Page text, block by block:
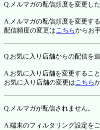
Q.メルマガの配信頻度を変更し
A.メルマガの配信頻度を変更す
配信頻度の変更はこちらからお
Q.お気に入り店舗からの配信を
A.お気に入り店舗を変更するこ
お気に入り店舗の変更はこちら
Q.メルマガが配信されません。
A.端末のフィルタリング設定を